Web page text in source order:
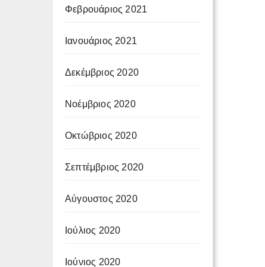
Φεβρουάριος 2021
Ιανουάριος 2021
Δεκέμβριος 2020
Νοέμβριος 2020
Οκτώβριος 2020
Σεπτέμβριος 2020
Αύγουστος 2020
Ιούλιος 2020
Ιούνιος 2020